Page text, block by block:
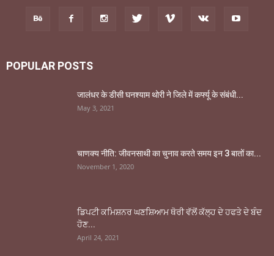
POPULAR POSTS
जालंधर के डीसी घनश्याम थोरी ने जिले में कर्फ्यू के संबंधी...
May 3, 2021
चाणक्य नीति: जीवनसाथी का चुनाव करते समय इन 3 बातों का...
November 1, 2020
ਡਿਪਟੀ ਕਮਿਸ਼ਨਰ ਘਣਸ਼ਿਆਮ ਥੋਰੀ ਵੱਲੋਂ ਕੱਲ੍ਹ ਦੇ ਹਫਤੇ ਦੇ ਬੰਦ
ਹੋਣ...
April 24, 2021